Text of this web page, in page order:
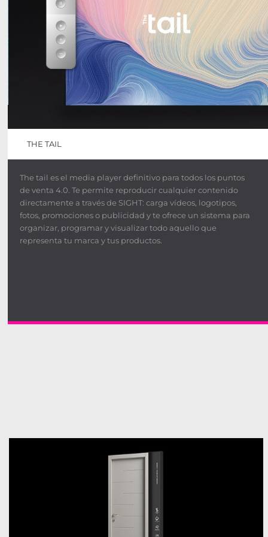
THE TAIL
The tail es el media player definitivo para todos los puntos
de venta 4.0. Te permite reproducir cualquier contenido
directamente a través de SIGHT: carga vídeos, logotipos,
fotos, promociones o publicidad y te ofrece un sistema para
organizar, programar y visualizar todo aquello que
representa tu marca y tus productos.